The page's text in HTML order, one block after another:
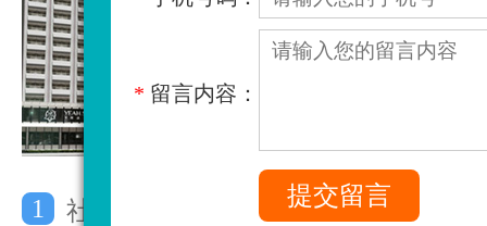
1 社区活动：关注心理健康，让心灵
* 留言内容：